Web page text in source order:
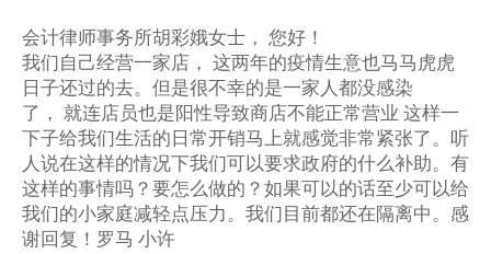
会计律师事务所胡彩娥女士， 您好！
我们自己经营一家店， 这两年的疫情生意也马马虎虎
日子还过的去。但是很不幸的是一家人都没感染
了， 就连店员也是阳性导致商店不能正常营业 这样一
下子给我们生活的日常开销马上就感觉非常紧张了。听
人说在这样的情况下我们可以要求政府的什么补助。有
这样的事情吗？要怎么做的？如果可以的话至少可以给
我们的小家庭减轻点压力。我们目前都还在隔离中。感
谢回复！罗马 小许